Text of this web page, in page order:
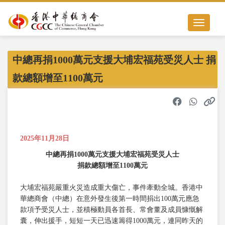
Toggle
中總再捐1000萬元支援大埔宏福苑受災人士 捐
款總額增至1100萬元
2025年11月28日
中總再捐1000萬元支援大埔宏福苑受災人士
捐款總額增至1100萬元
大埔宏福苑嚴重火災造成重大傷亡，事件牽動全城。香港中
華總商會（中總）在意外發生後第一時間捐出100萬元應急
款項予受災人士，並積極動員各首長、常會董及成員慷慨解
囊，伸出援手，短短一天已迅速籌得1000萬元，連同昨天的